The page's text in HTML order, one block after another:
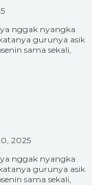
nggak nyangka
gurunya asik
sama sekali,
2025
nggak nyangka
gurunya asik
sama sekali,